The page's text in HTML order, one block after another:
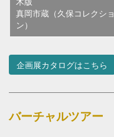
真岡市蔵（久保コレクショ
ン）
企画展カタログはこちら
バーチャルツアー